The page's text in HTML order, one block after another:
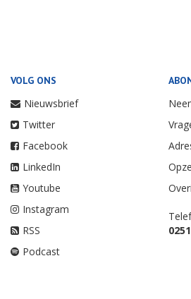
VOLG ONS
Nieuwsbrief
Twitter
Facebook
LinkedIn
Youtube
Instagram
RSS
Podcast